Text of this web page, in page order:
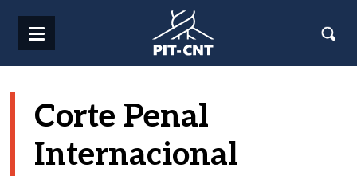
Corte Penal
Internacional